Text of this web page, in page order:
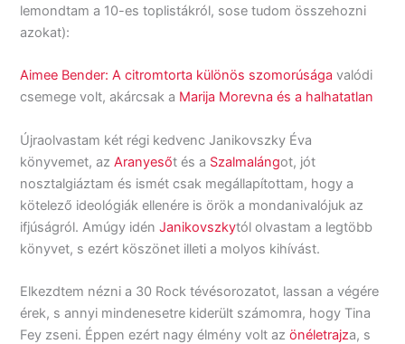
lemondtam a 10-es toplistákról, sose tudom összehozni
azokat):
Aimee Bender: A citromtorta különös szomorúsága valódi
csemege volt, akárcsak a Marija Morevna és a halhatatlan
Újraolvastam két régi kedvenc Janikovszky Éva
könyvemet, az Aranyesőt és a Szalmalángot, jót
nosztalgiáztam és ismét csak megállapítottam, hogy a
kötelező ideológiák ellenére is örök a mondanivalójuk az
ifjúságról. Amúgy idénJanikovszkytól olvastam a legtöbb
könyvet, s ezért köszönet illeti a molyos kihívást.
Elkezdtem nézni a 30 Rock tévésorozatot, lassan a végére
érek, s annyi mindenesetre kiderült számomra, hogy Tina
Fey zseni. Éppen ezért nagy élmény volt azönéletrajza, s